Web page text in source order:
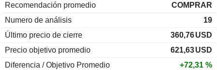
Recomendación promedio
COMPRAR
Numero de análisis
19
Último precio de cierre
360,76USD
Precio objetivo promedio
621,63USD
Diferencia / Objetivo Promedio
+72,31 %